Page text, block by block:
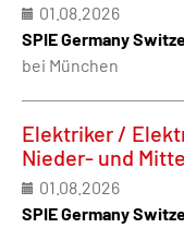
01.08.2026
SPIE Germany
bei München
Elektriker /
Nieder- und
01.08.2026
SPIE Germany